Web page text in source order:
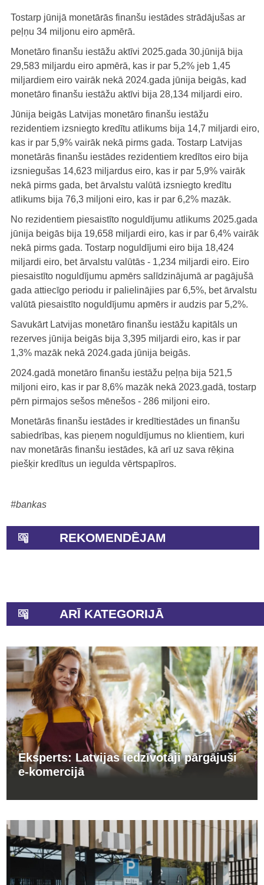
Tostarp jūnijā monetārās finanšu iestādes strādājušas ar
peļņu 34 miljonu eiro apmērā.
Monetāro finanšu iestāžu aktīvi 2025.gada 30.jūnijā bija
29,583 miljardu eiro apmērā, kas ir par 5,2% jeb 1,45
miljardiem eiro vairāk nekā 2024.gada jūnija beigās, kad
monetāro finanšu iestāžu aktīvi bija 28,134 miljardi eiro.
Jūnija beigās Latvijas monetāro finanšu iestāžu
rezidentiem izsniegto kredītu atlikums bija 14,7 miljardi eiro,
kas ir par 5,9% vairāk nekā pirms gada. Tostarp Latvijas
monetārās finanšu iestādes rezidentiem kredītos eiro bija
izsniegušas 14,623 miljardus eiro, kas ir par 5,9% vairāk
nekā pirms gada, bet ārvalstu valūtā izsniegto kredītu
atlikums bija 76,3 miljoni eiro, kas ir par 6,2% mazāk.
No rezidentiem piesaistīto noguldījumu atlikums 2025.gada
jūnija beigās bija 19,658 miljardi eiro, kas ir par 6,4% vairāk
nekā pirms gada. Tostarp noguldījumi eiro bija 18,424
miljardi eiro, bet ārvalstu valūtās - 1,234 miljardi eiro. Eiro
piesaistīto noguldījumu apmērs salīdzinājumā ar pagājušā
gada attiecīgo periodu ir palielinājies par 6,5%, bet ārvalstu
valūtā piesaistīto noguldījumu apmērs ir audzis par 5,2%.
Savukārt Latvijas monetāro finanšu iestāžu kapitāls un
rezerves jūnija beigās bija 3,395 miljardi eiro, kas ir par
1,3% mazāk nekā 2024.gada jūnija beigās.
2024.gadā monetāro finanšu iestāžu peļņa bija 521,5
miljoni eiro, kas ir par 8,6% mazāk nekā 2023.gadā, tostarp
pērn pirmajos sešos mēnešos - 286 miljoni eiro.
Monetārās finanšu iestādes ir kredītiestādes un finanšu
sabiedrības, kas pieņem noguldījumus no klientiem, kuri
nav monetārās finanšu iestādes, kā arī uz sava rēķina
piešķir kredītus un iegulda vērtspapīros.
#bankas
REKOMENDĒJAM
ARĪ KATEGORIJĀ
Eksperts: Latvijas iedzīvotāji pārgājuši
e-komercijā